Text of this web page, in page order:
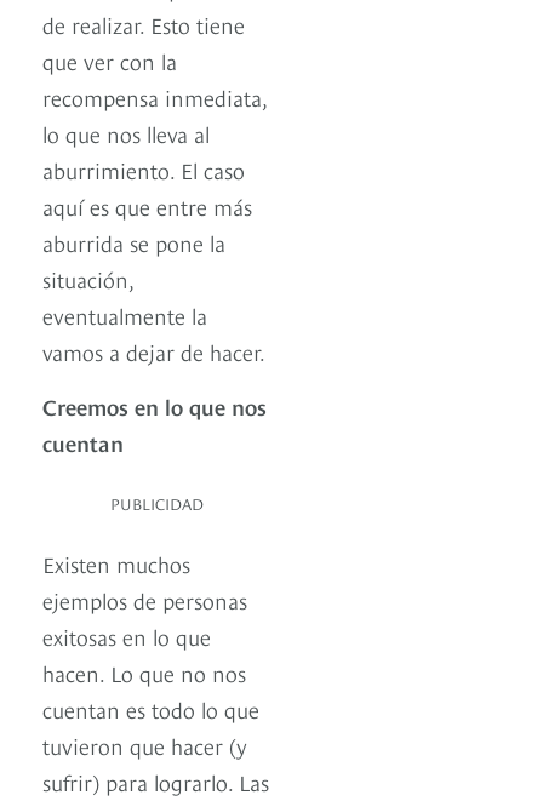
de realizar. Esto tiene
que ver con la
recompensa inmediata,
lo que nos lleva al
aburrimiento. El caso
aquí es que entre más
aburrida se pone la
situación,
eventualmente la
vamos a dejar de hacer.
Creemos en lo que nos
cuentan
PUBLICIDAD
Existen muchos
ejemplos de personas
exitosas en lo que
hacen. Lo que no nos
cuentan es todo lo que
tuvieron que hacer (y
sufrir) para lograrlo. Las